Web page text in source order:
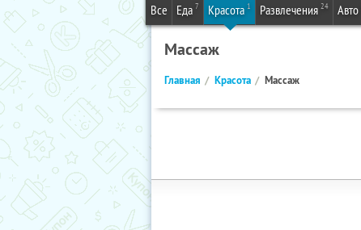
Все Еда 7 Красота 1 Развлечения 24 Авто
Массаж
Главная Красота Массаж